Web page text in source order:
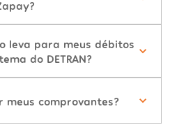
leva para meus débitos
do DETRAN?
meus comprovantes?